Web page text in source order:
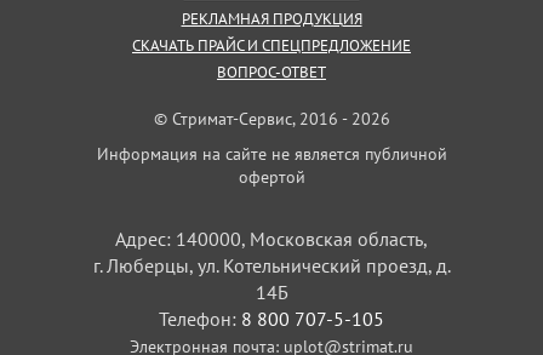
РЕКЛАМНАЯ ПРОДУКЦИЯ
СКАЧАТЬ ПРАЙС И СПЕЦПРЕДЛОЖЕНИЕ
ВОПРОС-ОТВЕТ
© Стримат-Сервис, 2016 - 2026
Информация на сайте не является публичной
офертой
Адрес: 140000, Московская область,
г. Люберцы, ул. Котельнический проезд, д.
14Б
Телефон: 8 800 707-5-105
Электронная почта: uplot@strimat.ru